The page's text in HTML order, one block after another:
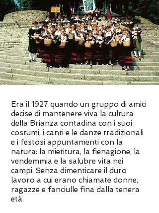
Era il 1927 quando un gruppo di amici
decise di mantenere viva la cultura
della Brianza contadina con i suoi
costumi, i canti e le danze tradizionali
e i festosi appuntamenti con la
natura: la mietitura, la fienagione, la
vendemmia e la salubre vita nei
campi. Senza dimenticare il duro
lavoro a cui erano chiamate donne,
ragazze e fanciulle fina dalla tenera
età.